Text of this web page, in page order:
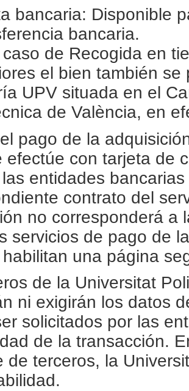
bancaria: Disponible
bancaria.
de Recogida en
el bien también
UPV situada en el
de València, en
pago de la
efectúe con tarjeta de
entidades
contrato del
no corresponderá a
servicios de pago de
una página
de la Universitat
ni exigirán los datos
solicitados por las
de la transacción.
de terceros, la